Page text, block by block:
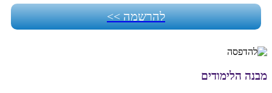
להרשמה >>
מבנה הלימודים